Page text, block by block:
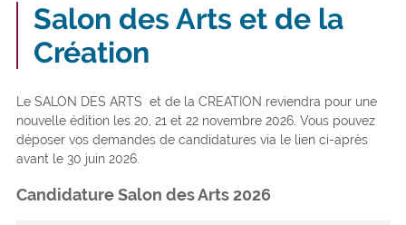
Salon des Arts et de la
Création
Le SALON DES ARTS et de la CREATION reviendra pour une
nouvelle édition les 20, 21 et 22 novembre 2026. Vous pouvez
déposer vos demandes de candidatures via le lien ci-après
avant le 30 juin 2026.
Candidature Salon des Arts 2026